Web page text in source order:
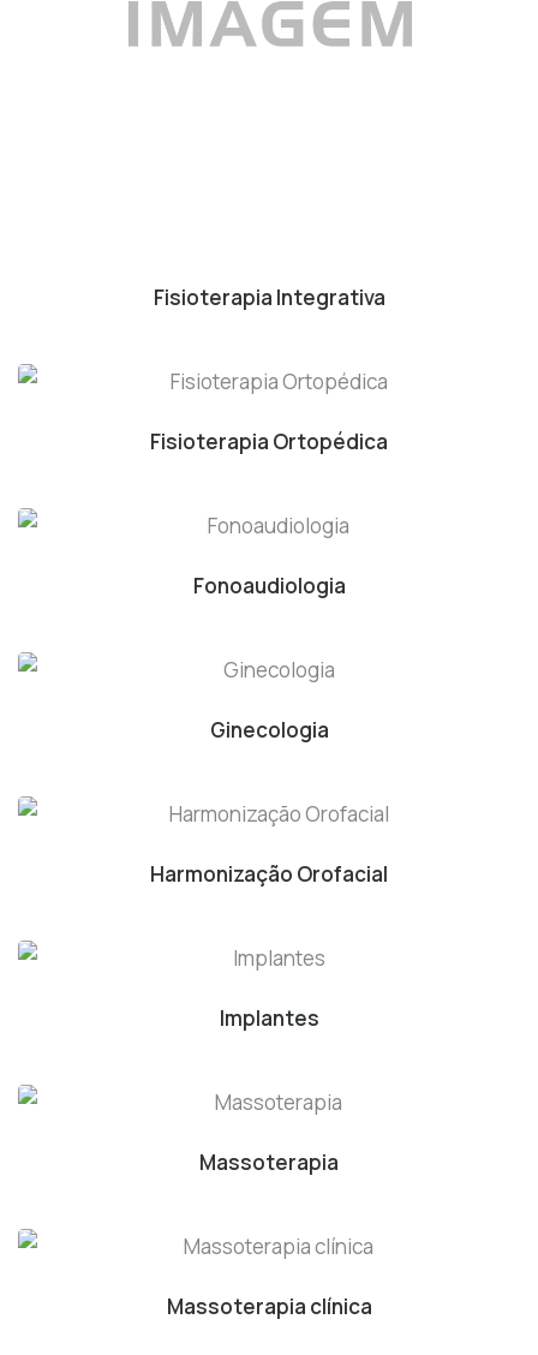
Fisioterapia Integrativa
Fisioterapia Ortopédica
Fonoaudiologia
Ginecologia
Harmonização Orofacial
Implantes
Massoterapia
Massoterapia clínica